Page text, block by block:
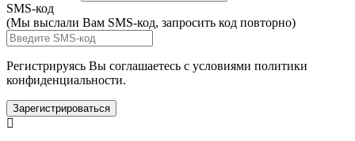
SMS-код
(Мы выслали Вам SMS-код, запросить код повторно)
Регистрируясь Вы соглашаетесь с условиями политики
конфиденциальности.
Зарегистрироваться